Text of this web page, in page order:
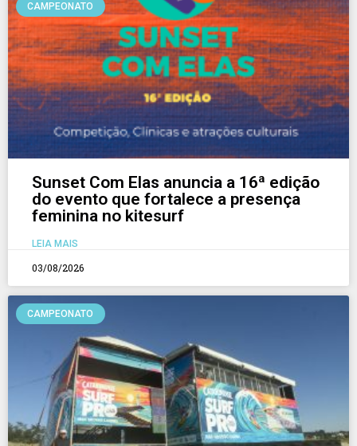
CAMPEONATO
Sunset Com Elas anuncia a 16ª edição
do evento que fortalece a presença
feminina no kitesurf
LEIA MAIS
03/08/2026
CAMPEONATO